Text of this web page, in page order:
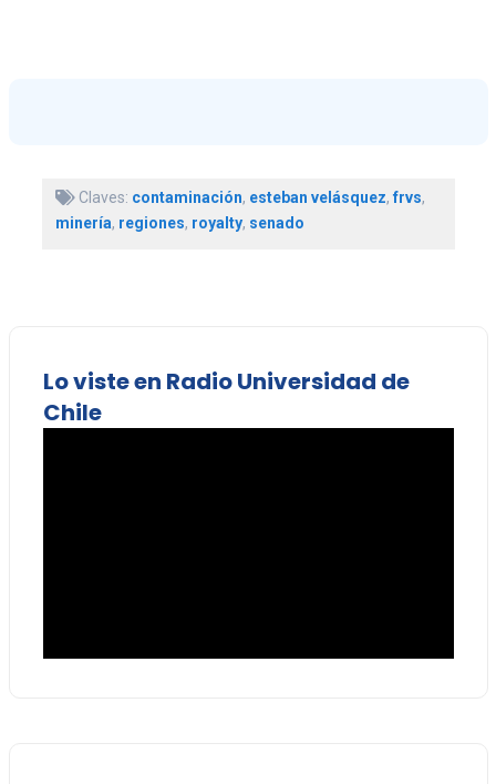
Claves: contaminación, esteban velásquez,frvs,
minería, regiones, royalty, senado
Lo viste en Radio Universidad de
Chile